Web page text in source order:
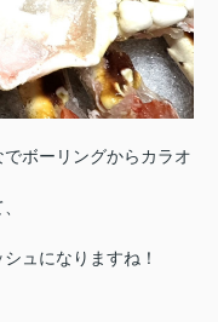
でボーリングからカラオ
ュになりますね！